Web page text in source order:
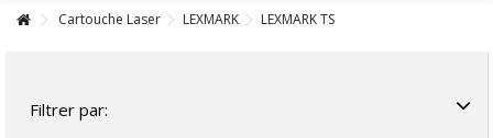
Cartouche Laser LEXMARK LEXMARK TS
Filtrer par: